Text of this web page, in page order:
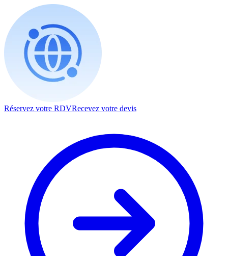
Réservez votre RDVRecevez votre devis